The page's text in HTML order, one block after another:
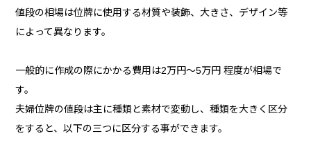
値段の相場は位牌に使用する材質や装飾、大きさ、デザイン等
によって異なります。
一般的に作成の際にかかる費用は2万円～5万円 程度が相場で
す。
夫婦位牌の値段は主に種類と素材で変動し、種類を大きく区分
をすると、以下の三つに区分する事ができます。